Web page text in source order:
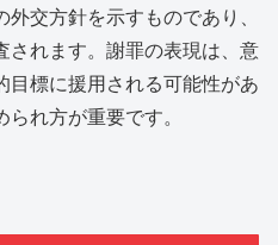
交方針を示すものであり、
されます。謝罪の表現は、意
目標に援用される可能性があ
れ方が重要です。